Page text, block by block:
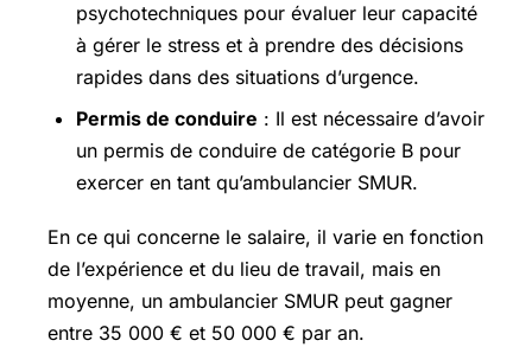
psychotechniques pour évaluer leur capacité
à gérer le stress et à prendre des décisions
rapides dans des situations d’urgence.
Permis de conduire : Il est nécessaire d’avoir
un permis de conduire de catégorie B pour
exercer en tant qu’ambulancier SMUR.
En ce qui concerne le salaire, il varie en fonction
de l’expérience et du lieu de travail, mais en
moyenne, un ambulancier SMUR peut gagner
entre 35 000 € et 50 000 € par an.